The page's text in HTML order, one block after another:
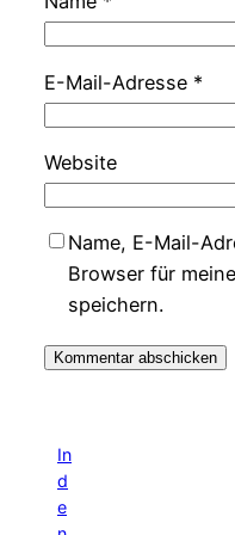
E-Mail-Adresse *
Website
Name, E-Mail-
Browser für
speichern.
In
d
e